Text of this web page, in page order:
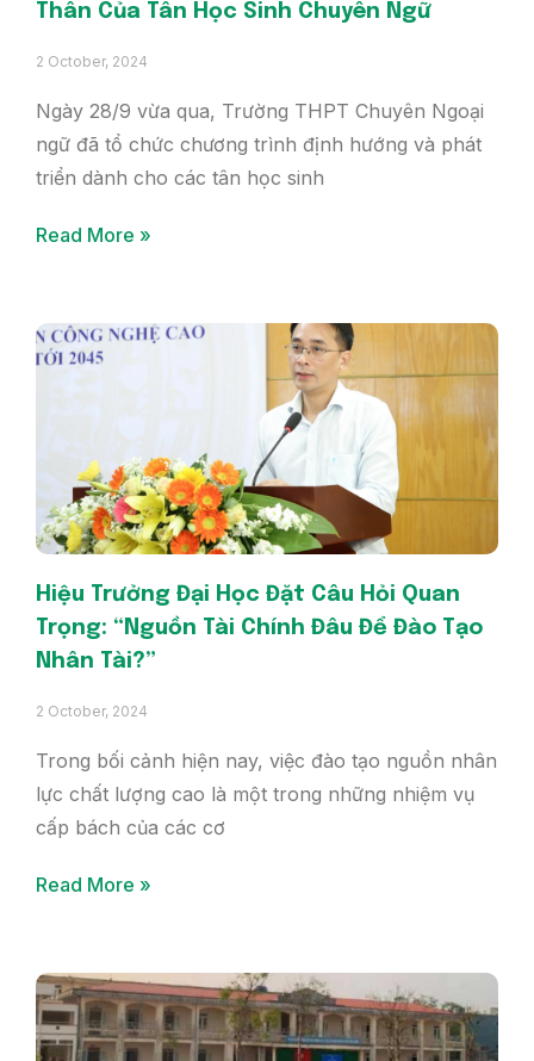
Thân Của Tân Học Sinh Chuyên Ngữ
2 October, 2024
Ngày 28/9 vừa qua, Trường THPT Chuyên Ngoại
ngữ đã tổ chức chương trình định hướng và phát
triển dành cho các tân học sinh
Read More »
Hiệu Trưởng Đại Học Đặt Câu Hỏi Quan
Trọng: “Nguồn Tài Chính Đâu Để Đào Tạo
Nhân Tài?”
2 October, 2024
Trong bối cảnh hiện nay, việc đào tạo nguồn nhân
lực chất lượng cao là một trong những nhiệm vụ
cấp bách của các cơ
Read More »